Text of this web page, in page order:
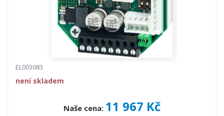
EL003083
není skladem
Naše cena: 11 967 Kč